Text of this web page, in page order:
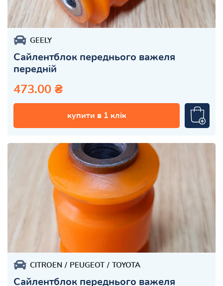
GEELY
Сайлентблок переднього важеля
передній
473.00 ₴
купити в 1 клік
CITROEN PEUGEOT TOYOTA
Сайлентблок переднього важеля